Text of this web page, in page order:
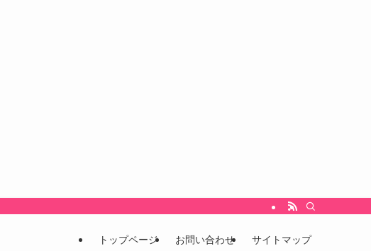
レンドをいち早くキャッチし、未来を先取りするための情報発信ブログです。 こんな
トップページ お問い合わせ サイトマップ